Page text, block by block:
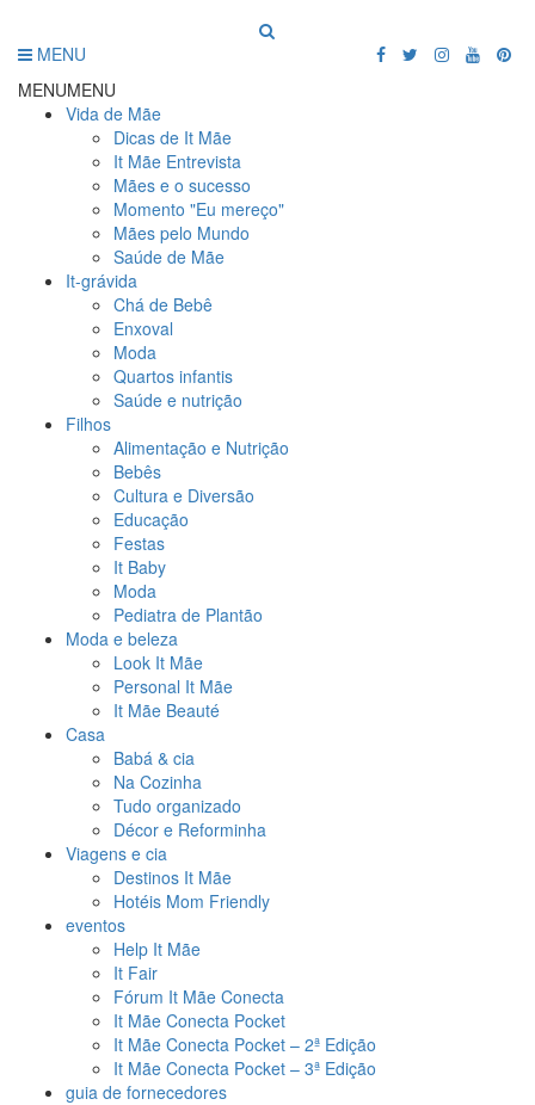
MENU
MENUMENU
Vida de Mãe
Dicas de It Mãe
It Mãe Entrevista
Mães e o sucesso
Momento "Eu mereço"
Mães pelo Mundo
Saúde de Mãe
It-grávida
Chá de Bebê
Enxoval
Moda
Quartos infantis
Saúde e nutrição
Filhos
Alimentação e Nutrição
Bebês
Cultura e Diversão
Educação
Festas
It Baby
Moda
Pediatra de Plantão
Moda e beleza
Look It Mãe
Personal It Mãe
It Mãe Beauté
Casa
Babá & cia
Na Cozinha
Tudo organizado
Décor e Reforminha
Viagens e cia
Destinos It Mãe
Hotéis Mom Friendly
eventos
Help It Mãe
It Fair
Fórum It Mãe Conecta
It Mãe Conecta Pocket
It Mãe Conecta Pocket – 2ª Edição
It Mãe Conecta Pocket – 3ª Edição
guia de fornecedores